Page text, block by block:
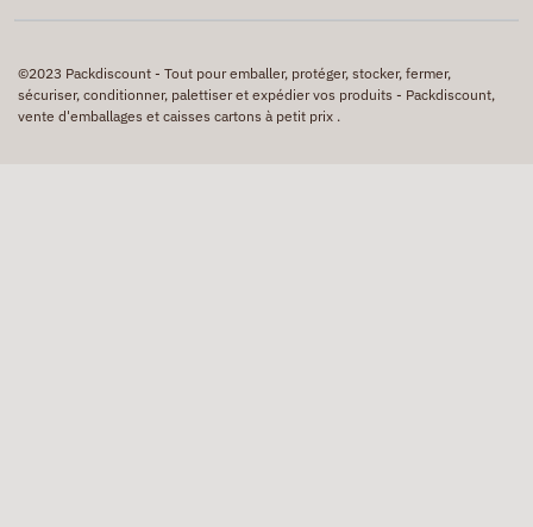
©2023 Packdiscount - Tout pour emballer, protéger, stocker, fermer,
sécuriser, conditionner, palettiser et expédier vos produits - Packdiscount,
vente d'emballages et caisses cartons à petit prix .